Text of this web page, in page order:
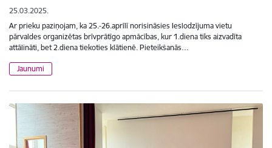
25.03.2025.
Ar prieku paziņojam, ka 25.-26.aprīlī norisināsies Ieslodzījuma vietu
pārvaldes organizētas brīvprātīgo apmācības, kur 1.diena tiks aizvadīta
attālināti, bet 2.diena tiekoties klātienē. Pieteikšanās…
Jaunumi